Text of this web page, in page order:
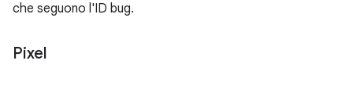
che seguono l'ID bug.
Pixel